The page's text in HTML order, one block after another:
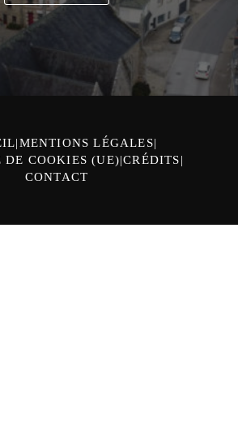
MENTIONS LÉGALES
DE COOKIES (UE) CRÉDITS
CONTACT